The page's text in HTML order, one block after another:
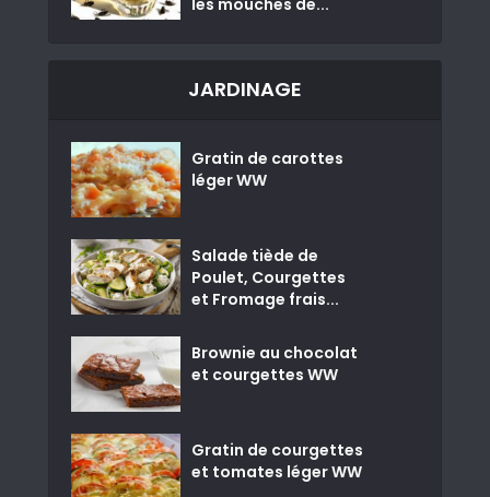
JARDINAGE
Gratin de carottes
léger WW
Salade tiède de
Poulet, Courgettes
et Fromage frais...
Brownie au chocolat
et courgettes WW
Gratin de courgettes
et tomates léger WW